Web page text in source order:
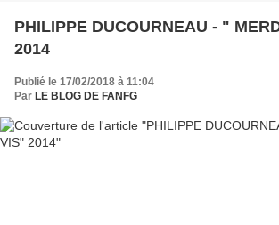
PHILIPPE DUCOURNEAU - "
2014
Publié le 17/02/2018 à 11:04
Par LE BLOG DE FANFG